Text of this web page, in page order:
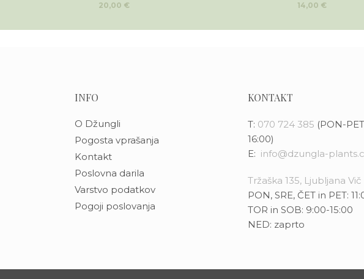
20,00 € 14,00 €
INFO
O Džungli
Pogosta vprašanja
Kontakt
Poslovna darila
Varstvo podatkov
Pogoji poslovanja
KONTAKT
T: 070 724 385 (PON-
16:00)
E: info@dzungla-
Tržaška 135, Ljubljana Vič
PON, SRE, ČET in PET:
TOR in SOB: 9:00-15:00
NED: zaprto